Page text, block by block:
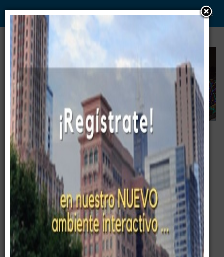
WWW. PABLO G PAEZ .COM
www . piramide digital . com
Pablo G Páez
EMPRESA NACIONAL DE
TELECOMUNICACIONES, AGUA
POTABLE Y ALCANTARILLADO DE
CUENCA - Ecuador